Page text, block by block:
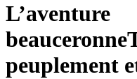
L’aventure
beauceronne
peuplement